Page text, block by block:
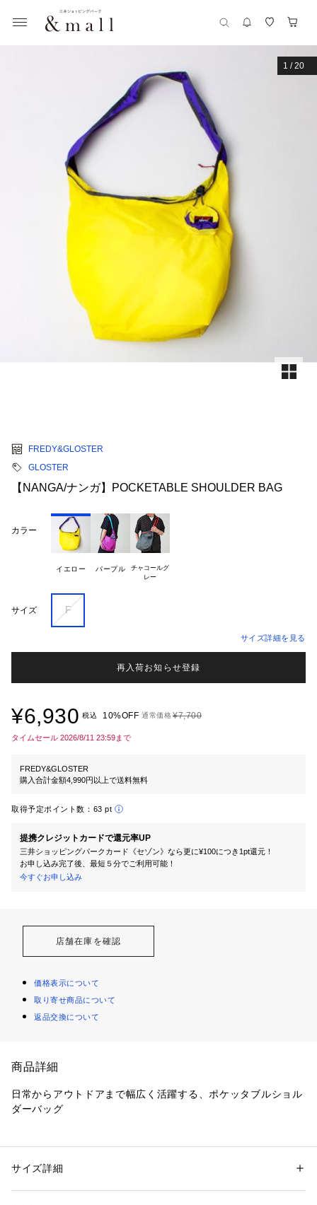
1 /20
FREDY&GLOSTER
GLOSTER
【NANGA/ナンガ】POCKETABLE SHOULDER BAG
カラー
イエロー パープル
チャコールグ
サイズ F
サイズ詳細を見る
再入荷お知らせ登録
¥6,930 税込 10%OFF 通常価格¥7,700
タイムセール 2026/8/11 23:59まで
FREDY&GLOSTER
購入合計金額4,990円以上で送料無料
取得予定ポイント数： 63 pt
提携クレジットカードで還元率UP
三井ショッピングパークカード《セゾン》なら更に¥100につき1pt還元！
お申し込み完了後、最短５分でご利用可能！
今すぐお申し込み
店舗在庫を確認
価格表示について
取り寄せ商品について
返品交換について
商品詳細
日常からアウトドアまで幅広く活躍する、ポケッタブルショル
ダーバッグ
本体を折りたたんでフロントの円形ポーチ部分へ収納可能。コ
性別：メンズ
素材：ナイロン100%
サイズ詳細